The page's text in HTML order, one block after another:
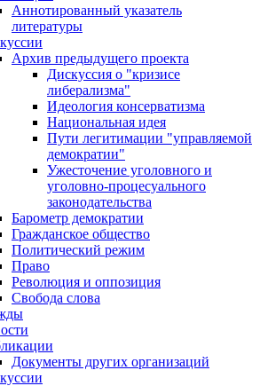
Аннотированный указатель
литературы
Архив предыдущего проекта
Дискуссия о "кризисе
либерализма"
Идеология консерватизма
Национальная идея
Пути легитимации "управляемой
демократии"
Ужесточение уголовного и
уголовно-процесуального
законодательства
Барометр демократии
Гражданское общество
Политический режим
Право
Революция и оппозиция
Свобода слова
Документы других организаций